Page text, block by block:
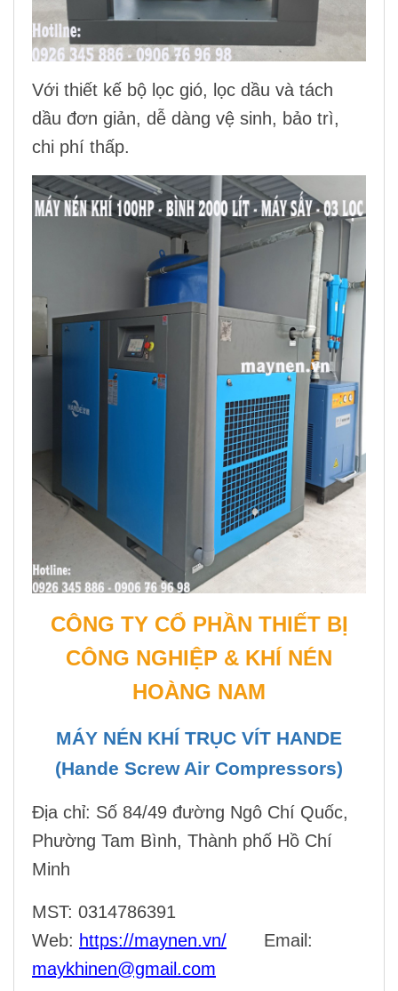
Với thiết kế bộ lọc gió, lọc dầu và tách
dầu đơn giản, dễ dàng vệ sinh, bảo trì,
chi phí thấp.
CÔNG TY CỔ PHẦN THIẾT BỊ
CÔNG NGHIỆP & KHÍ NÉN
HOÀNG NAM
MÁY NÉN KHÍ TRỤC VÍT HANDE
(Hande Screw Air Compressors)
Địa chỉ: Số 84/49 đường Ngô Chí Quốc,
Phường Tam Bình, Thành phố Hồ Chí
Minh
MST: 0314786391
Web: https://maynen.vn/ Email:
maykhinen@gmail.com